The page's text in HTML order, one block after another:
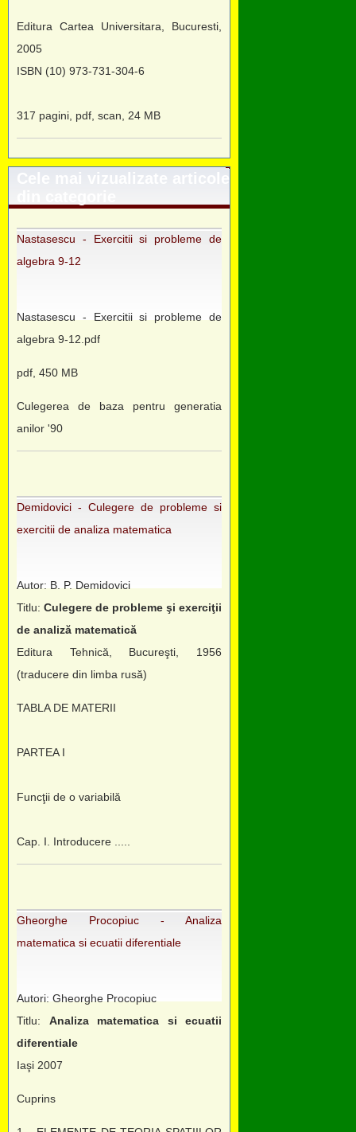
Editura Cartea Universitara, Bucuresti,
2005
ISBN (10) 973-731-304-6
317 pagini, pdf, scan, 24 MB
Cele mai vizualizate articole
Nastasescu - Exercitii si probleme de
algebra 9-12
Nastasescu - Exercitii si probleme de
algebra 9-12.pdf
pdf, 450 MB
Culegerea de baza pentru generatia
anilor '90
Demidovici - Culegere de probleme si
exercitii de analiza matematica
Autor: B. P. Demidovici
Titlu: Culegere de probleme şi exerciţii
de analiză matematică
Editura Tehnică, Bucureşti, 1956
(traducere din limba rusă)
TABLA DE MATERII
PARTEA I
Funcţii de o variabilă
Cap. I. Introducere .....
Gheorghe Procopiuc - Analiza
matematica si ecuatii diferentiale
Autori: Gheorghe Procopiuc
Titlu: Analiza matematica si ecuatii
diferentiale
Iaşi 2007
Cuprins